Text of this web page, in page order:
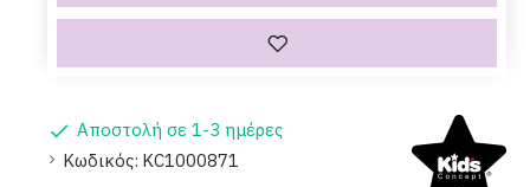
Αποστολή σε 1-3 ημέρες
Κωδικός: KC1000871